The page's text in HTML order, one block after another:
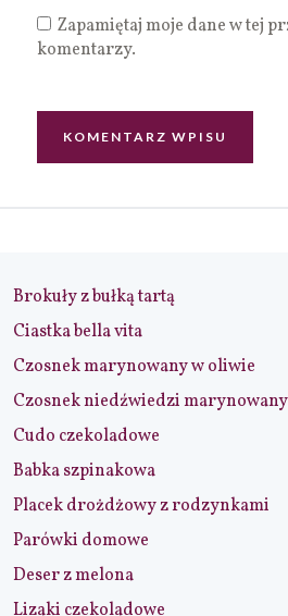
Zapamiętaj moje dane w tej
komentarzy.
Brokuły z bułką tartą
Ciastka bella vita
Czosnek marynowany w oliwie
Czosnek niedźwiedzi marynowany
Cudo czekoladowe
Babka szpinakowa
Placek drożdżowy z rodzynkami
Parówki domowe
Deser z melona
Lizaki czekoladowe